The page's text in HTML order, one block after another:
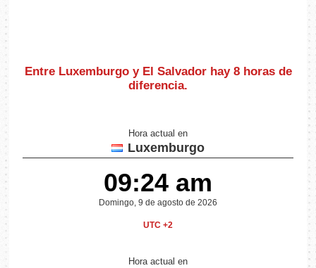
Entre Luxemburgo y El Salvador hay 8 horas de
diferencia.
Hora actual en
Luxemburgo
09:24 am
Domingo, 9 de agosto de 2026
UTC +2
Hora actual en